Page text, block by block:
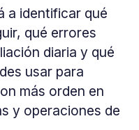
a identificar qué
qué errores
diaria y qué
usar para
más orden en
y operaciones de